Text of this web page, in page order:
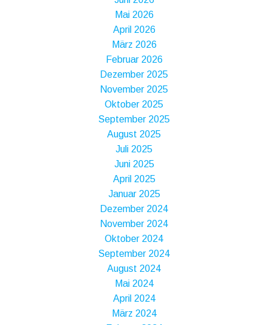
Mai 2026
April 2026
März 2026
Februar 2026
Dezember 2025
November 2025
Oktober 2025
September 2025
August 2025
Juli 2025
Juni 2025
April 2025
Januar 2025
Dezember 2024
November 2024
Oktober 2024
September 2024
August 2024
Mai 2024
April 2024
März 2024